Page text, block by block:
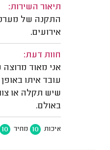
תיאור השירות:
התקנה של
אירועים.
חוות דעת:
אני מאוד
עובד איתו
שיש תקלה או
באולם.
איכות 10 מחיר 10